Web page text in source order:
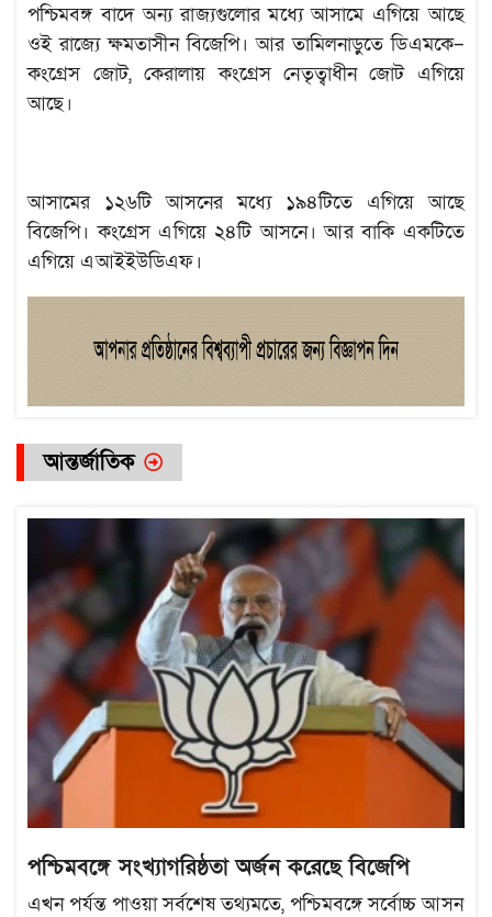
পশ্চিমবঙ্গ বাদে অন্য রাজ্যগুলোর মধ্যে আসামে এগিয়ে আছে
ওই রাজ্যে ক্ষমতাসীন বিজেপি। আর তামিলনাড়ুতে ডিএমকে–
কংগ্রেস জোট, কেরালায় কংগ্রেস নেতৃত্বাধীন জোট এগিয়ে
আছে।
আসামের ১২৬টি আসনের মধ্যে ১৯৪টিতে এগিয়ে আছে
বিজেপি। কংগ্রেস এগিয়ে ২৪টি আসনে। আর বাকি একটিতে
এগিয়ে এআইইউডিএফ।
আন্তর্জাতিক
পশ্চিমবঙ্গে সংখ্যাগরিষ্ঠতা অর্জন করেছে বিজেপি
এখন পর্যন্ত পাওয়া সর্বশেষ তথ্যমতে, পশ্চিমবঙ্গে সর্বোচ্চ আসন